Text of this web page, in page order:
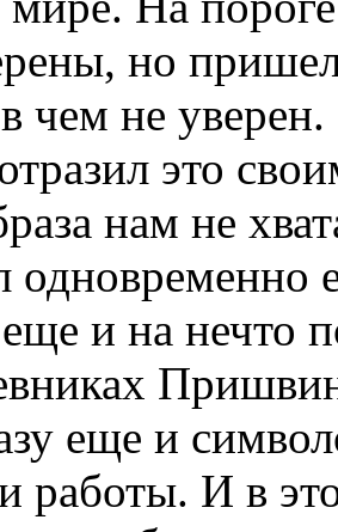
но
чем не
это
нам не
одновременно
еще и на нечто
еще и
работы. И в